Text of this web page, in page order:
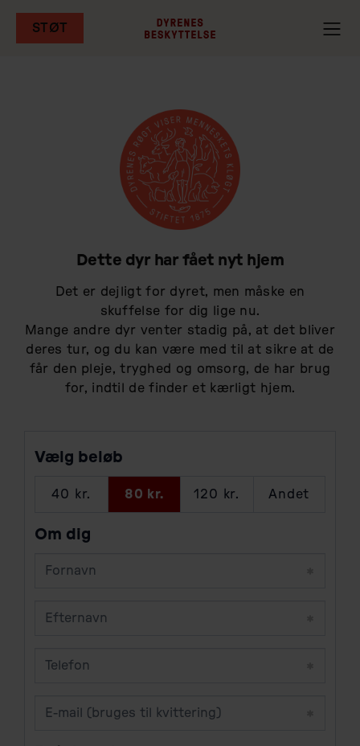
STØT
Dette dyr har fået nyt hjem
Det er dejligt for dyret, men måske en
skuffelse for dig lige nu.
Mange andre dyr venter stadig på, at det bliver
deres tur, og du kan være med til at sikre at de
får den pleje, tryghed og omsorg, de har brug
for, indtil de finder et kærligt hjem.